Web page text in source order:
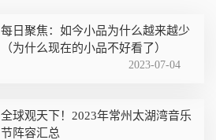
每日聚焦：如今小品为什么越来越少
（为什么现在的小品不好看了）
2023-07-04
全球观天下！2023年常州太湖湾音乐
节阵容汇总